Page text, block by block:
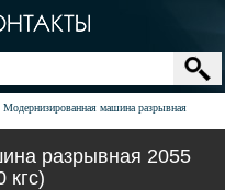
Модернизированная машина разрывная
разрывная 2055
кгс)